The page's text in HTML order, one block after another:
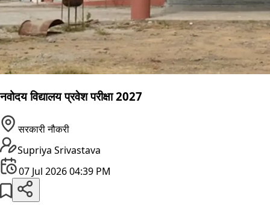
नवोदय विद्यालय प्रवेश परीक्षा 2027
सरकारी नौकरी
Supriya Srivastava
07 Jul 2026 04:39 PM